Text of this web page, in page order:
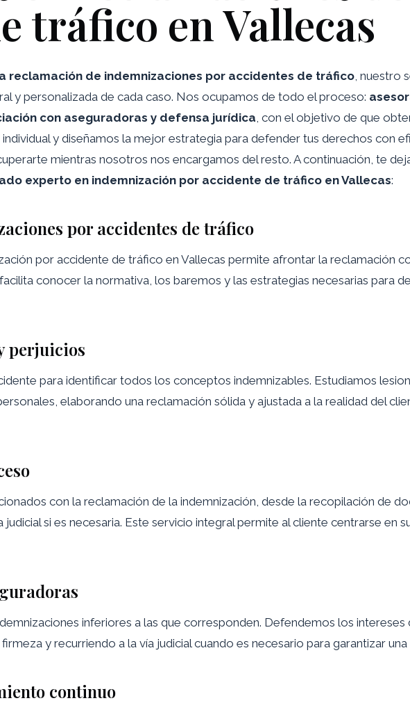
tráfico en Vallecas
reclamación de indemnizaciones por accidentes de tráfico, nuestro
y personalizada de cada caso. Nos ocupamos de todo el proceso:
con aseguradoras y defensa jurídica, con el objetivo de que
y diseñamos la mejor estrategia para defender tus derechos con
mientras nosotros nos encargamos del resto. A continuación, te
experto en indemnización por accidente de tráfico en Vallecas:
por accidentes de tráfico
por accidente de tráfico en Vallecas permite afrontar la reclamación
conocer la normativa, los baremos y las estrategias necesarias para
perjuicios
para identificar todos los conceptos indemnizables. Estudiamos
elaborando una reclamación sólida y ajustada a la realidad del
con la reclamación de la indemnización, desde la recopilación de
si es necesaria. Este servicio integral permite al cliente centrarse en
inferiores a las que corresponden. Defendemos los
y recurriendo a la vía judicial cuando es necesario para garantizar
continuo